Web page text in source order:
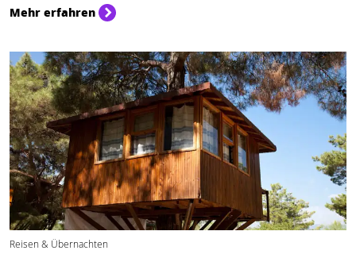
Mehr erfahren
Reisen & Übernachten